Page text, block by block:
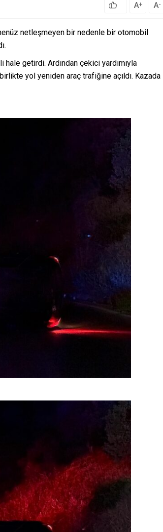
A+ A-
netleşmeyen bir nedenle bir otomobil
getirdi. Ardından çekici yardımıyla
yol yeniden araç trafiğine açıldı. Kazada